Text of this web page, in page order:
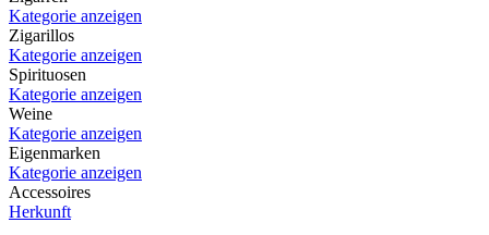
Kategorie anzeigen
Zigarillos
Kategorie anzeigen
Spirituosen
Kategorie anzeigen
Weine
Kategorie anzeigen
Eigenmarken
Kategorie anzeigen
Accessoires
Herkunft